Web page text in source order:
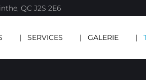
QC J2S 2E6
SERVICES GALERIE